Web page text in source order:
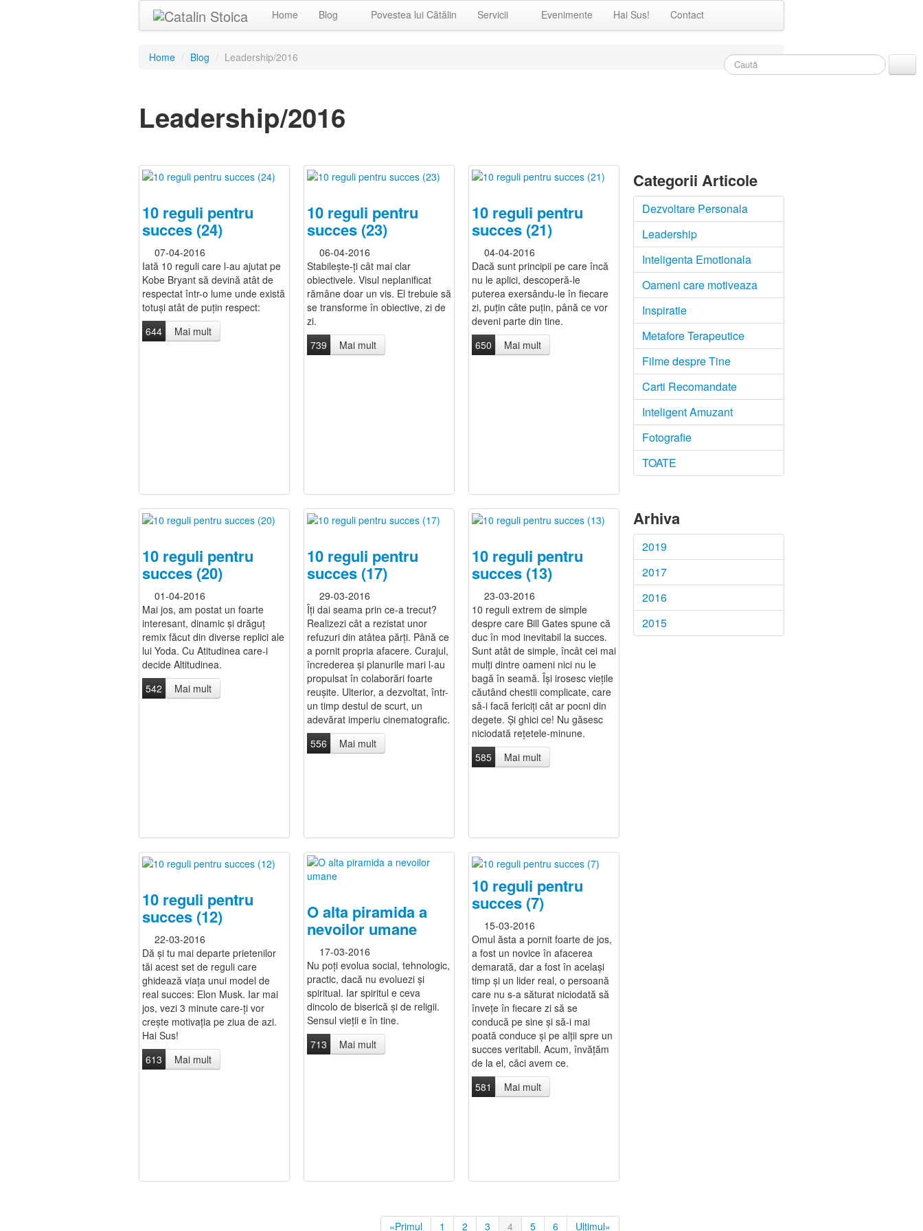
Home Blog Povestea lui Cătălin Servicii Evenimente Hai Sus! Contact
Home / Blog / Leadership/2016
Leadership/2016
10 reguli pentru
succes (24)
07-04-2016
Iată 10 reguli care l-au ajutat pe
Kobe Bryant să devină atât de
respectat într-o lume unde există
totuși atât de puțin respect:
Mai mult
644
10 reguli pentru
succes (23)
06-04-2016
Stabilește-ți cât mai clar
obiectivele. Visul neplanificat
rămâne doar un vis. El trebuie să
se transforme în obiective, zi de
zi.
Mai mult
739
10 reguli pentru
succes (21)
04-04-2016
Dacă sunt principii pe care încă
nu le aplici, descoperă-le
puterea exersându-le în fiecare
zi, puțin câte puțin, până ce vor
deveni parte din tine.
Mai mult
650
10 reguli pentru
succes (20)
01-04-2016
Mai jos, am postat un foarte
interesant, dinamic și drăguț
remix făcut din diverse replici ale
lui Yoda. Cu Atitudinea care-i
decide Altitudinea.
Mai mult
542
10 reguli pentru
succes (17)
29-03-2016
Îți dai seama prin ce-a trecut?
Realizezi cât a rezistat unor
refuzuri din atâtea părți. Până ce
a pornit propria afacere. Curajul,
încrederea și planurile mari l-au
propulsat în colaborări foarte
reușite. Ulterior, a dezvoltat, într-
un timp destul de scurt, un
adevărat imperiu cinematografic.
Mai mult
556
10 reguli pentru
succes (13)
23-03-2016
10 reguli extrem de simple
despre care Bill Gates spune că
duc în mod inevitabil la succes.
Sunt atât de simple, încât cei mai
mulți dintre oameni nici nu le
bagă în seamă. Își irosesc viețile
căutând chestii complicate, care
să-i facă fericiți cât ar pocni din
degete. Și ghici ce! Nu găsesc
niciodată rețetele-minune.
Mai mult
585
10 reguli pentru
succes (12)
22-03-2016
Dă și tu mai departe prietenilor
tăi acest set de reguli care
ghidează viața unui model de
real succes: Elon Musk. Iar mai
jos, vezi 3 minute care-ți vor
crește motivația pe ziua de azi.
Hai Sus!
Mai mult
613
O alta piramida a
nevoilor umane
17-03-2016
Nu poți evolua social, tehnologic,
practic, dacă nu evoluezi și
spiritual. Iar spiritul e ceva
dincolo de biserică și de religii.
Sensul vieții e în tine.
Mai mult
713
10 reguli pentru
succes (7)
15-03-2016
Omul ăsta a pornit foarte de jos,
a fost un novice în afacerea
demarată, dar a fost în același
timp și un lider real, o persoană
care nu s-a săturat niciodată să
învețe în fiecare zi să se
conducă pe sine și să-i mai
poată conduce și pe alții spre un
succes veritabil. Acum, învățăm
de la el, căci avem ce.
Mai mult
581
«Primul 1 2 3 4 5 6 Ultimul»
Categorii Articole
Dezvoltare Personala
Leadership
Inteligenta Emotionala
Oameni care motiveaza
Inspiratie
Metafore Terapeutice
Filme despre Tine
Carti Recomandate
Inteligent Amuzant
Fotografie
TOATE
Arhiva
2019
2017
2016
2015